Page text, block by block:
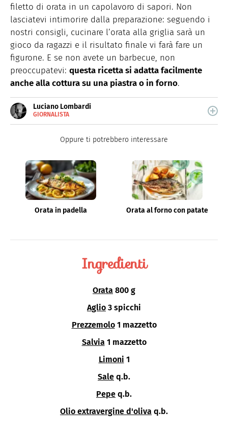
filetto di orata in un capolavoro di sapori. Non
lasciatevi intimorire dalla preparazione: seguendo i
nostri consigli, cucinare l’orata alla griglia sarà un
gioco da ragazzi e il risultato finale vi farà fare un
figurone. E se non avete un barbecue, non
preoccupatevi: questa ricetta si adatta facilmente
anche alla cottura su una piastra o in forno.
Luciano Lombardi
GIORNALISTA
Giornalista professionista, oggi si occupa
Oppure ti potrebbero interessare
Orata in padella Orata al forno con patate
Ingredienti
Orata 800 g
Aglio 3 spicchi
Prezzemolo 1 mazzetto
Salvia 1 mazzetto
Limoni 1
Sale q.b.
Pepe q.b.
Olio extravergine d'oliva q.b.